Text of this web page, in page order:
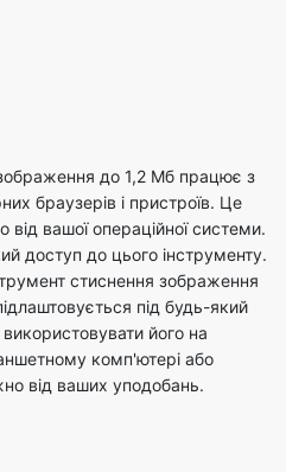
браузерів і пристроїв. Це
вашої операційної системи.
стиснення зображення
під будь-який
його на
комп'ютері або
від ваших уподобань.